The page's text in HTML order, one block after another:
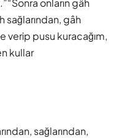
onların gâh
sağlarından, gâh
verip pusu kuracağım,
kullar
sağlarından,